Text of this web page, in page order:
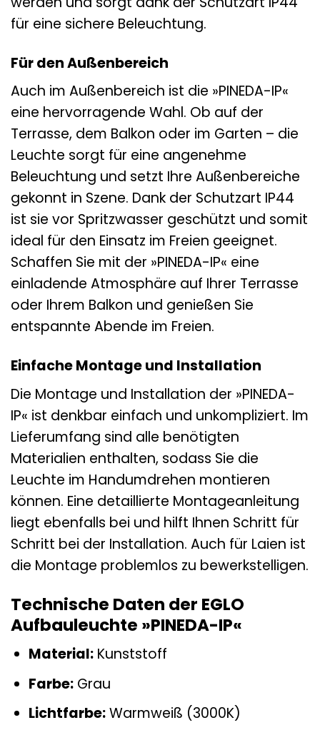
für eine sichere Beleuchtung.
Für den Außenbereich
Auch im Außenbereich ist die »PINEDA-IP«
eine hervorragende Wahl. Ob auf der
Terrasse, dem Balkon oder im Garten – die
Leuchte sorgt für eine angenehme
Beleuchtung und setzt Ihre Außenbereiche
gekonnt in Szene. Dank der Schutzart IP44
ist sie vor Spritzwasser geschützt und somit
ideal für den Einsatz im Freien geeignet.
Schaffen Sie mit der »PINEDA-IP« eine
einladende Atmosphäre auf Ihrer Terrasse
oder Ihrem Balkon und genießen Sie
entspannte Abende im Freien.
Einfache Montage und Installation
Die Montage und Installation der »PINEDA-
IP« ist denkbar einfach und unkompliziert. Im
Lieferumfang sind alle benötigten
Materialien enthalten, sodass Sie die
Leuchte im Handumdrehen montieren
können. Eine detaillierte Montageanleitung
liegt ebenfalls bei und hilft Ihnen Schritt für
Schritt bei der Installation. Auch für Laien ist
die Montage problemlos zu bewerkstelligen.
Technische Daten der EGLO
Aufbauleuchte »PINEDA-IP«
Material:Kunststoff
Farbe:Grau
Lichtfarbe:Warmweiß (3000K)